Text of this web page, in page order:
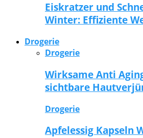
Eiskratzer und
Winter: Effiziente
Drogerie
Drogerie
Wirksame Anti
sichtbare
Drogerie
Apfelessig Kapseln